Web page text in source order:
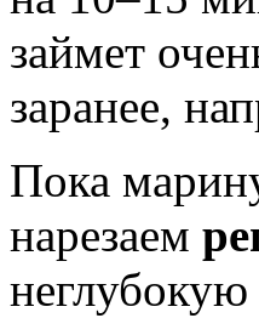
займет
заранее,
Пока
нарезаем